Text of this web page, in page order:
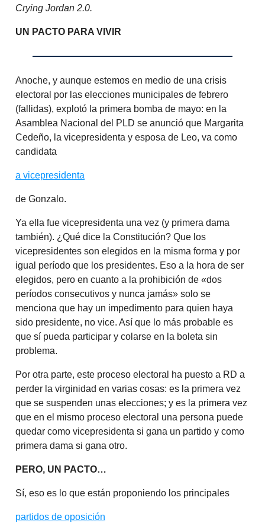
Crying Jordan 2.0.
UN PACTO PARA VIVIR
Anoche, y aunque estemos en medio de una crisis
electoral por las elecciones municipales de febrero
(fallidas), explotó la primera bomba de mayo: en la
Asamblea Nacional del PLD se anunció que Margarita
Cedeño, la vicepresidenta y esposa de Leo, va como
candidata
a vicepresidenta
de Gonzalo.
Ya ella fue vicepresidenta una vez (y primera dama
también). ¿Qué dice la Constitución? Que los
vicepresidentes son elegidos en la misma forma y por
igual período que los presidentes. Eso a la hora de ser
elegidos, pero en cuanto a la prohibición de «dos
períodos consecutivos y nunca jamás» solo se
menciona que hay un impedimento para quien haya
sido presidente, no vice. Así que lo más probable es
que sí pueda participar y colarse en la boleta sin
problema.
Por otra parte, este proceso electoral ha puesto a RD a
perder la virginidad en varias cosas: es la primera vez
que se suspenden unas elecciones; y es la primera vez
que en el mismo proceso electoral una persona puede
quedar como vicepresidenta si gana un partido y como
primera dama si gana otro.
PERO, UN PACTO…
Sí, eso es lo que están proponiendo los principales
partidos de oposición